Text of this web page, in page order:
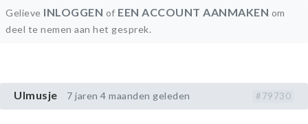
Gelieve INLOGGEN of EEN ACCOUNT AANMAKEN om
deel te nemen aan het gesprek.
Ulmusje 7 jaren 4 maanden geleden #79730